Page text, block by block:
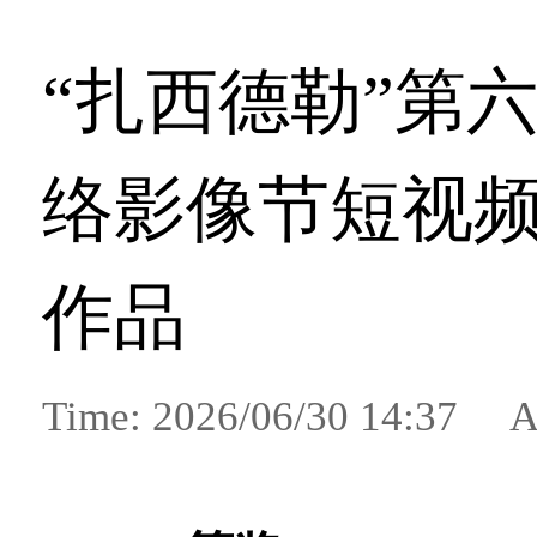
“扎西德勒”第
络影像节短视
作品
Time: 2026/06/30 14:37